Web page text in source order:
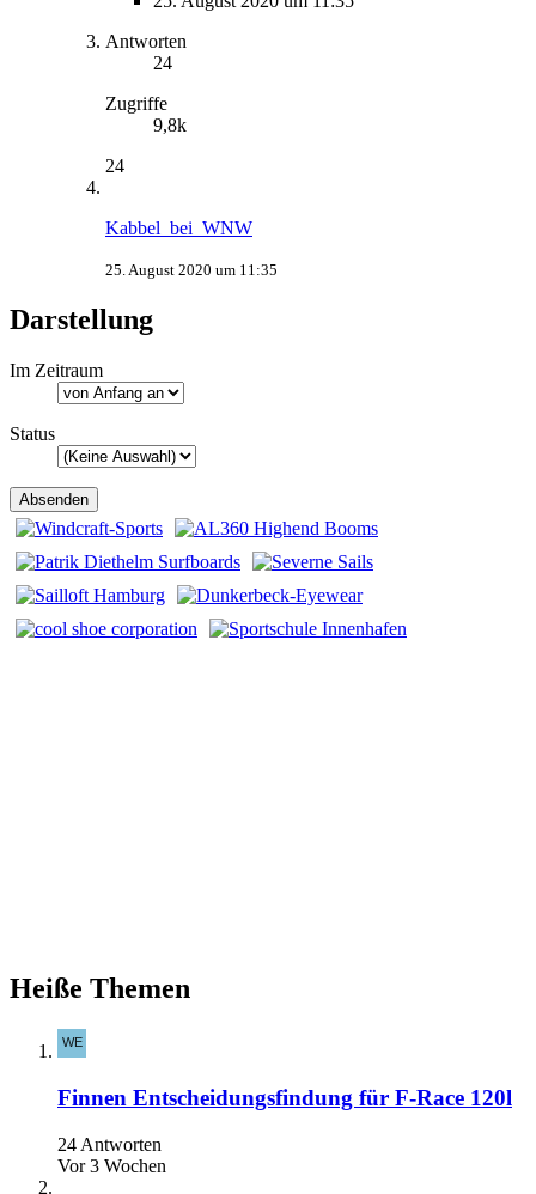
Antworten
24
Zugriffe
9,8k
24
Kabbel_bei_WNW
25. August 2020 um 11:35
Darstellung
Im Zeitraum
Status
Heiße Themen
Finnen Entscheidungsfindung für F-Race 120l
24 Antworten
Vor 3 Wochen